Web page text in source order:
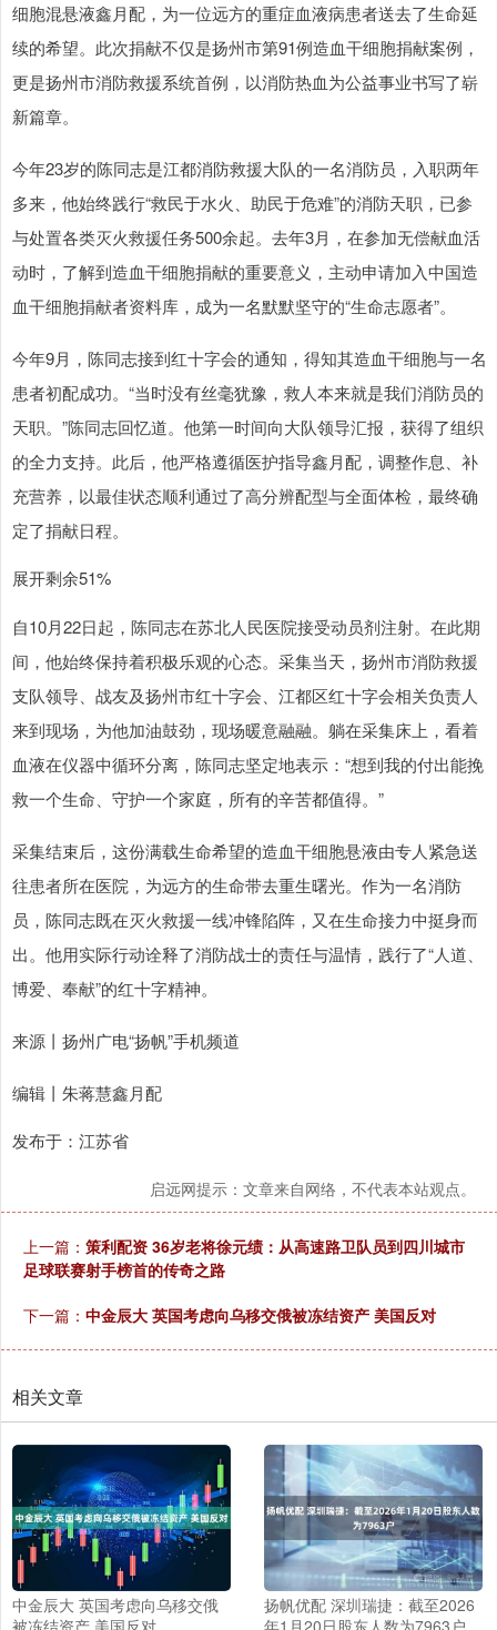
细胞混悬液鑫月配，为一位远方的重症血液病患者送去了生命延
续的希望。此次捐献不仅是扬州市第91例造血干细胞捐献案例，
更是扬州市消防救援系统首例，以消防热血为公益事业书写了崭
新篇章。
今年23岁的陈同志是江都消防救援大队的一名消防员，入职两年
多来，他始终践行“救民于水火、助民于危难”的消防天职，已参
与处置各类灭火救援任务500余起。去年3月，在参加无偿献血活
动时，了解到造血干细胞捐献的重要意义，主动申请加入中国造
血干细胞捐献者资料库，成为一名默默坚守的“生命志愿者”。
今年9月，陈同志接到红十字会的通知，得知其造血干细胞与一名
患者初配成功。“当时没有丝毫犹豫，救人本来就是我们消防员的
天职。”陈同志回忆道。他第一时间向大队领导汇报，获得了组织
的全力支持。此后，他严格遵循医护指导鑫月配，调整作息、补
充营养，以最佳状态顺利通过了高分辨配型与全面体检，最终确
定了捐献日程。
展开剩余51%
自10月22日起，陈同志在苏北人民医院接受动员剂注射。在此期
间，他始终保持着积极乐观的心态。采集当天，扬州市消防救援
支队领导、战友及扬州市红十字会、江都区红十字会相关负责人
来到现场，为他加油鼓劲，现场暖意融融。躺在采集床上，看着
血液在仪器中循环分离，陈同志坚定地表示：“想到我的付出能挽
救一个生命、守护一个家庭，所有的辛苦都值得。”
采集结束后，这份满载生命希望的造血干细胞悬液由专人紧急送
往患者所在医院，为远方的生命带去重生曙光。作为一名消防
员，陈同志既在灭火救援一线冲锋陷阵，又在生命接力中挺身而
出。他用实际行动诠释了消防战士的责任与温情，践行了“人道、
博爱、奉献”的红十字精神。
来源丨扬州广电“扬帆”手机频道
编辑丨朱蒋慧鑫月配
发布于：江苏省
启远网提示：文章来自网络，不代表本站观点。
上一篇： 策利配资 36岁老将徐元绩：从高速路卫队员到四川城市
足球联赛射手榜首的传奇之路
下一篇： 中金辰大 英国考虑向乌移交俄被冻结资产 美国反对
相关文章
中金辰大 英国考虑向乌移交俄
被冻结资产 美国反对
扬帆优配 深圳瑞捷：截至2026
年1月20日股东人数为7963户